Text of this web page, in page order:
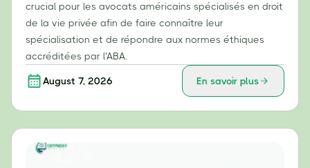
crucial pour les avocats américains spécialisés en droit
de la vie privée afin de faire connaître leur
spécialisation et de répondre aux normes éthiques
accréditées par l'ABA.
August 7, 2026 En savoir plus